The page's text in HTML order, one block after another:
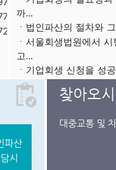
까...
ㆍ법인파산의 절차와
ㆍ서울회생법원에서
고...
ㆍ기업회생 신청을 성
파산
시
찾아오
대중교통 및